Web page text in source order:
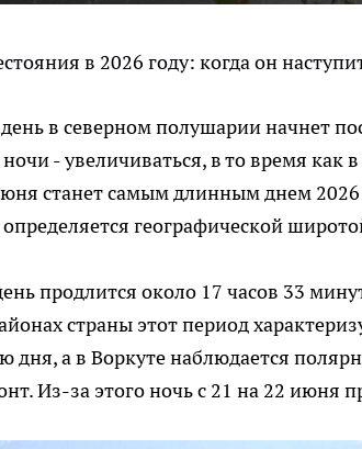
в 2026 году: когда он
в северном полушарии начнет
- увеличиваться, в то время
станет самым длинным днем 2026
географической
продлится около 17 часов 33
страны этот период
дня, а в Воркуте наблюдается
Из-за этого ночь с 21 на 22 июня